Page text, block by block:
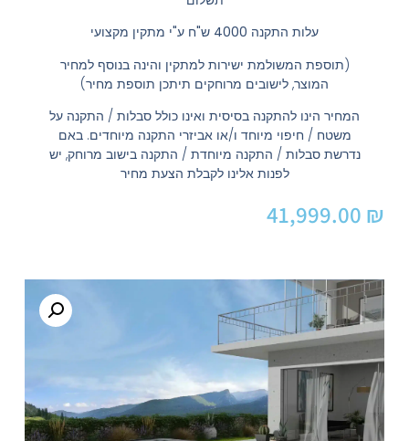
עלות התקנה 4000 ש"ח ע"י מתקין מקצועי
(תוספת המשולמת ישירות למתקין והינה בנוסף למחיר
המוצר, לישובים מרוחקים תיתכן תוספת מחיר)
המחיר הינו להתקנה בסיסית ואינו כולל סבלות / התקנה על
משטח / חיפוי מיוחד ו/או אביזרי התקנה מיוחדים. באם
נדרשת סבלות / התקנה מיוחדת / התקנה בישוב מרוחק, יש
לפנות אלינו לקבלת הצעת מחיר
41,999.00 ₪